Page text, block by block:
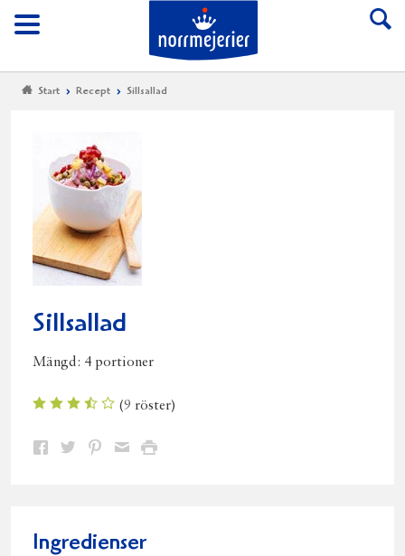
Meny
Till Norrmejerier
Start Recept Sillsallad
Sillsallad
Mängd: 4 portioner
(9 röster)
Dela Dela Dela DelaSkriv
Ingredienser